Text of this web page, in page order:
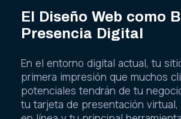
El Diseño Web como
Presencia Digital
En el entorno digital actual, tu
primera impresión que muchos
potenciales tendrán de tu
tu tarjeta de presentación